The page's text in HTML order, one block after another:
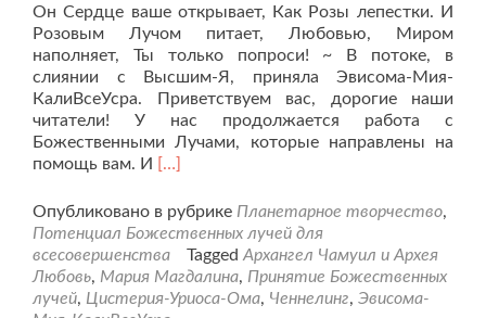
Он Сердце ваше открывает, Как Розы лепестки. И
Розовым Лучом питает, Любовью, Миром
наполняет, Ты только попроси! ~ В потоке, в
слиянии с Высшим-Я, приняла Эвисома-Мия-
КалиВсеУсра. Приветствуем вас, дорогие наши
читатели! У нас продолжается работа с
Божественными Лучами, которые направлены на
помощь вам. И Читать
проПринятие
потенциала
Божественных
Лучей.
Сеанс
4
[…]
Опубликовано в рубрике Планетарное творчество,
Потенциал Божественных лучей для
всесовершенства
Tagged Архангел Чамуил и Архея
Любовь, Мария Магдалина, Принятие Божественных
лучей, Цистерия-Уриоса-Ома, Ченнелинг, Эвисома-